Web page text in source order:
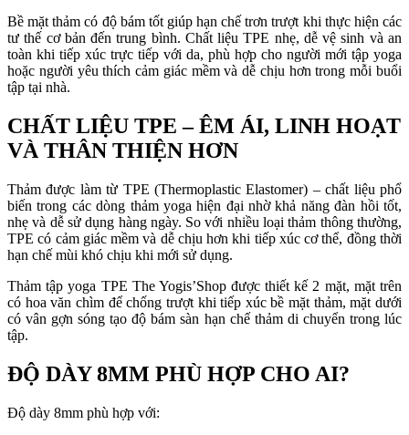
Bề mặt thảm có độ bám tốt giúp hạn chế trơn trượt khi thực hiện các
tư thế cơ bản đến trung bình. Chất liệu TPE nhẹ, dễ vệ sinh và an
toàn khi tiếp xúc trực tiếp với da, phù hợp cho người mới tập yoga
hoặc người yêu thích cảm giác mềm và dễ chịu hơn trong mỗi buổi
tập tại nhà.
CHẤT LIỆU TPE – ÊM ÁI, LINH HOẠT
VÀ THÂN THIỆN HƠN
Thảm được làm từ TPE (Thermoplastic Elastomer) – chất liệu phổ
biến trong các dòng thảm yoga hiện đại nhờ khả năng đàn hồi tốt,
nhẹ và dễ sử dụng hàng ngày. So với nhiều loại thảm thông thường,
TPE có cảm giác mềm và dễ chịu hơn khi tiếp xúc cơ thể, đồng thời
hạn chế mùi khó chịu khi mới sử dụng.
Thảm tập yoga TPE The Yogis’Shop được thiết kế 2 mặt, mặt trên
có hoa văn chìm để chống trượt khi tiếp xúc bề mặt thảm, mặt dưới
có vân gợn sóng tạo độ bám sàn hạn chế thảm di chuyển trong lúc
tập.
ĐỘ DÀY 8MM PHÙ HỢP CHO AI?
Độ dày 8mm phù hợp với: